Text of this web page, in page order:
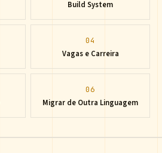
Build System
04
Vagas e Carreira
06
Migrar de Outra Linguagem